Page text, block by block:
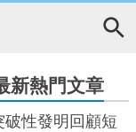
新熱門文章
性發明回顧短